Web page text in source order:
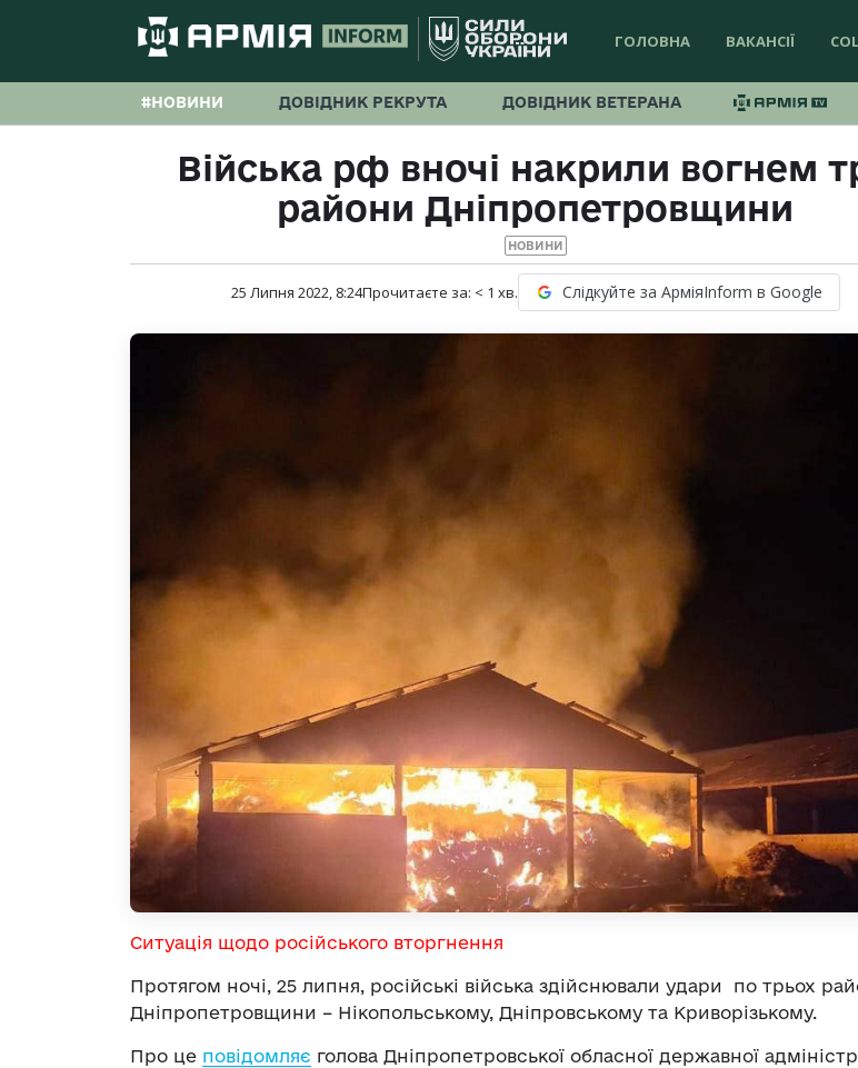
ГОЛОВНА ВАКАНСІЇ
#НОВИНИ ДОВІДНИК РЕКРУТА ДОВІДНИК ВЕТЕРАНА
Війська рф вночі накрили вогнем
райони Дніпропетровщини
НОВИНИ
25 Липня 2022, 8:24Прочитаєте за: < 1 хв. Слідкуйте за АрміяInform в Google
Ситуація щодо російського вторгнення
Протягом ночі, 25 липня, російські війська здійснювали удари по трьох
Дніпропетровщини – Нікопольському, Дніпровському та Криворізькому.
Про це повідомляє голова Дніпропетровської обласної державної